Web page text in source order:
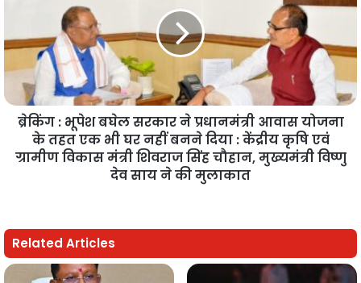
ब्रेकिंग : भूपेश बघेल सरकार ने प्रधानमंत्री आवास योजना
के तहत एक भी घर नहीं बनने दिया : केंद्रीय कृषि एवं
ग्रामीण विकास मंत्री शिवराज सिंह चौहान, मुख्यमंत्री विष्णु
देव साय ने की मुलाकात
Related Articles